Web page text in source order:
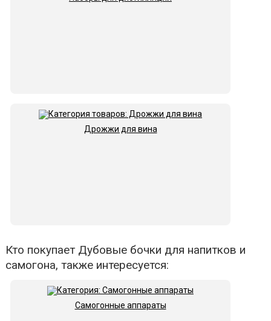
Дрожжи для вина
Кто покупает Дубовые бочки для напитков и
самогона, также интересуется:
Самогонные аппараты